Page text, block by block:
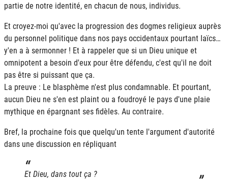
partie de notre identité, en chacun de nous, individus.
Et croyez-moi qu'avec la progression des dogmes religieux auprès
du personnel politique dans nos pays occidentaux pourtant laïcs…
y'en a à sermonner ! Et à rappeler que si un Dieu unique et
omnipotent a besoin d'eux pour être défendu, c'est qu'il ne doit
pas être si puissant que ça.
La preuve : Le blasphème n'est plus condamnable. Et pourtant,
aucun Dieu ne s'en est plaint ou a foudroyé le pays d'une plaie
mythique en épargnant ses fidèles. Au contraire.
Bref, la prochaine fois que quelqu'un tente l'argument d'autorité
dans une discussion en répliquant
Et Dieu, dans tout ça ?